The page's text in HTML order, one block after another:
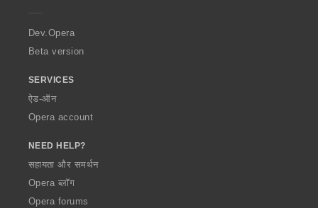
a
Dev.Opera
Beta version
SERVICES
ऐड-ऑन
Opera account
NEED HELP?
सहायता और समर्थन
Opera ब्लॉग
Opera forums